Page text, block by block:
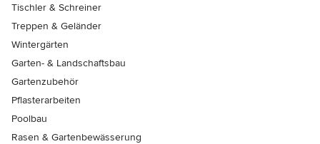
Tischler & Schreiner
Treppen & Geländer
Wintergärten
Garten- & Landschaftsbau
Gartenzubehör
Pflasterarbeiten
Poolbau
Rasen & Gartenbewässerung